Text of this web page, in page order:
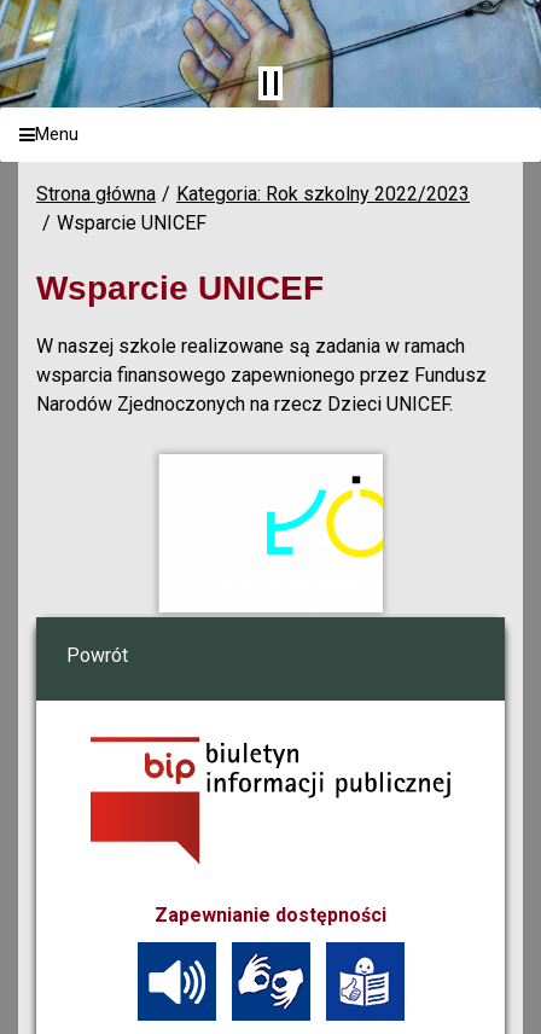
Menu
Strona główna
Kategoria: Rok szkolny 2022/2023
Wsparcie UNICEF
Wsparcie UNICEF
W naszej szkole realizowane są zadania w ramach
wsparcia finansowego zapewnionego przez Fundusz
Narodów Zjednoczonych na rzecz Dzieci UNICEF.
Powrót
Zapewnianie dostępności